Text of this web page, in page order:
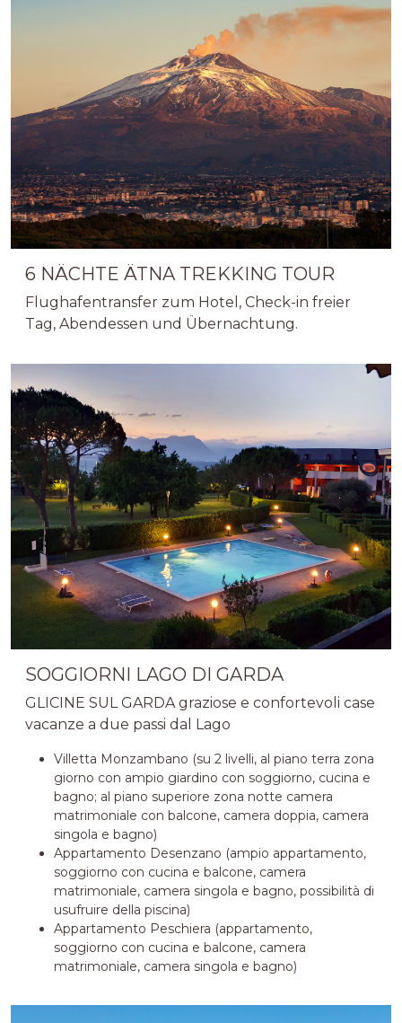
6 NÄCHTE ÄTNA TREKKING TOUR
Flughafentransfer zum Hotel, Check-in freier
Tag, Abendessen und Übernachtung.
SOGGIORNI LAGO DI GARDA
GLICINE SUL GARDA graziose e confortevoli case
vacanze a due passi dal Lago
Villetta Monzambano (su 2 livelli, al piano terra zona
giorno con ampio giardino con soggiorno, cucina e
bagno; al piano superiore zona notte camera
matrimoniale con balcone, camera doppia, camera
singola e bagno)
Appartamento Desenzano (ampio appartamento,
soggiorno con cucina e balcone, camera
matrimoniale, camera singola e bagno, possibilità di
usufruire della piscina)
Appartamento Peschiera (appartamento,
soggiorno con cucina e balcone, camera
matrimoniale, camera singola e bagno)